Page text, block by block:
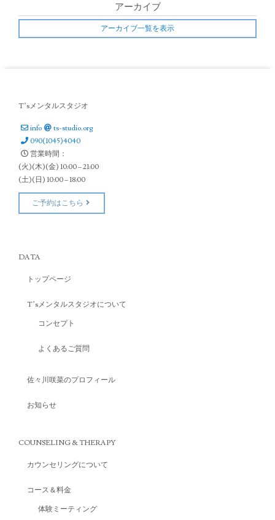
アーカイブ
アーカイブ一覧を表示
T’sメンタルスタジオ
info
ts-studio.org
090(1045)4040
営業時間：
(火)(木)(金) 10:00 – 21:00
(土)(日) 10:00 – 18:00
ご予約はこちら
DATA
トップページ
T’sメンタルスタジオについて
コンセプト
よくあるご質問
佐々川咲菜のプロフィール
お知らせ
COUNSELING & THERAPY
カウンセリングについて
コース＆料金
体験ミーティング